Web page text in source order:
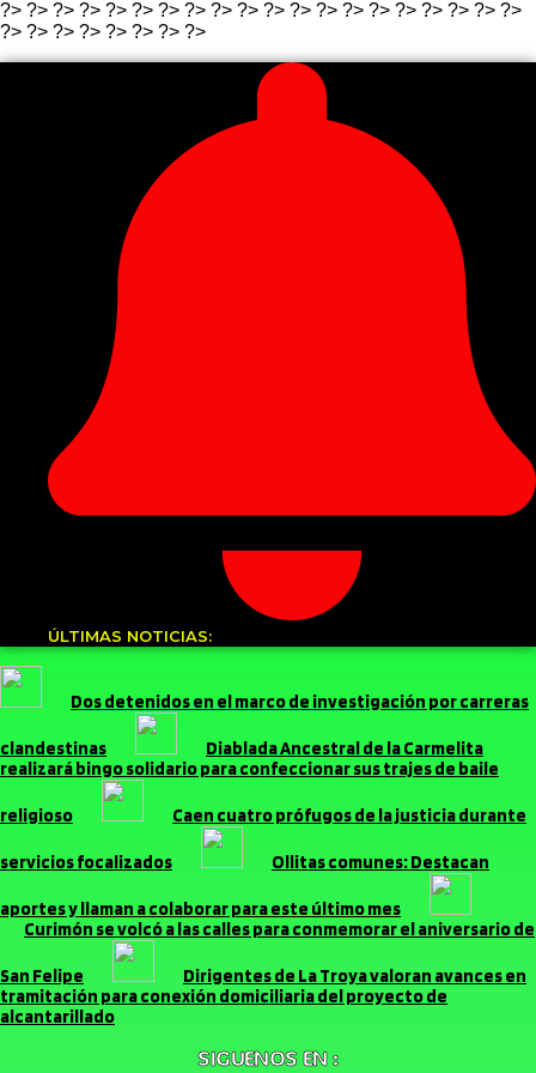
?> ?> ?> ?> ?> ?> ?> ?> ?> ?> ?> ?> ?> ?> ?> ?> ?> ?> ?> ?>
?> ?> ?> ?> ?> ?> ?> ?>
ÚLTIMAS NOTICIAS:
Dos detenidos en el marco de investigación por carreras
clandestinas
Diablada Ancestral de la Carmelita
realizará bingo solidario para confeccionar sus trajes de baile
religioso Caen cuatro prófugos de la justicia durante
servicios focalizados Ollitas comunes: Destacan
aportes y llaman a colaborar para este último mes
Curimón se volcó a las calles para conmemorar el aniversario de
San Felipe
Dirigentes de La Troya valoran avances en
tramitación para conexión domiciliaria del proyecto de
alcantarillado
SIGUENOS EN :